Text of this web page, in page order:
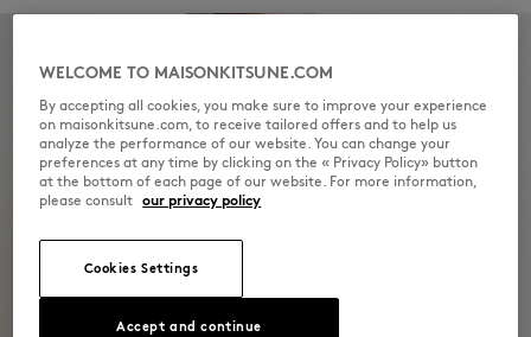
WELCOME TO MAISONKITSUNE.COM
By accepting all cookies, you make sure to improve your experience
on maisonkitsune.com, to receive tailored offers and to help us
analyze the performance of our website. You can change your
preferences at any time by clicking on the « Privacy Policy» button
at the bottom of each page of our website. For more information,
please consult our privacy policy
Cookies Settings
Accept and continue